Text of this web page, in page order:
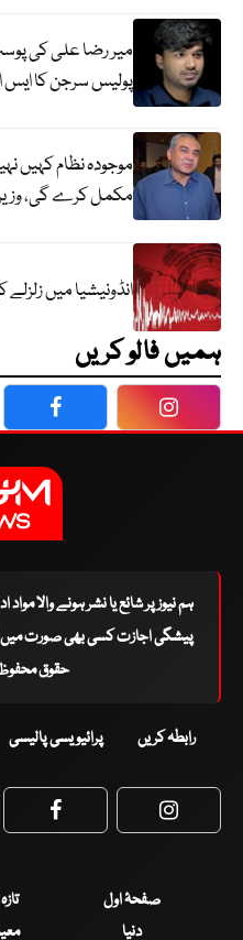
میر رضا علی کی
پولیس سرجن کا ایس
موجودہ نظام کہیں
مکمل کرے گی،
انڈونیشیا میں
ہمیں فالو کریں
Facebook
ہم نیوز پر شائع یا نشر ہونے والا
پیشگی اجازت کسی بھی صورت میں
حقوق محفوظ
رابطہ کریں پرائیویسی پالیسی
Facebook
صفحۂ اول
دنیا